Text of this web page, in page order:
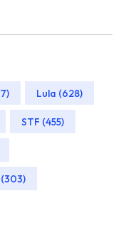
Lula (628)
STF (455)